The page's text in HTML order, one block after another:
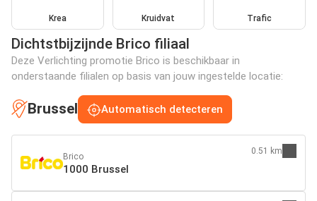
Krea Kruidvat Trafic
Dichtstbijzijnde Brico filiaal
Deze Verlichting promotie Brico is beschikbaar in
onderstaande filialen op basis van jouw ingestelde locatie:
Brussel Automatisch detecteren
Brico
1000 Brussel
0.51 km